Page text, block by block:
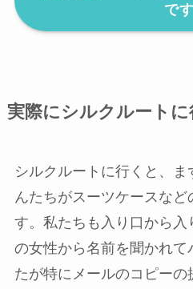
です
実際にシルクルート
シルクルートに行くと、ま
んたちがスーツケースなど
す。私たちも入り口から入
の女性から名前を聞かれて
たが特にメールのコピーの